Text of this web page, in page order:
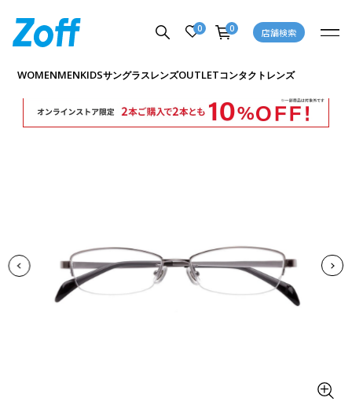
0 0 店舗検索
WOMENMENKIDSサングラスレンズOUTLETコンタクトレンズ
商品詳細ページへ